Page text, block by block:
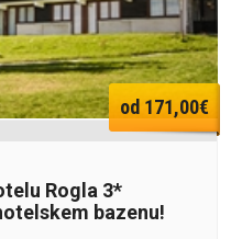
od 171,00€
Rogla 3*
bazenu!